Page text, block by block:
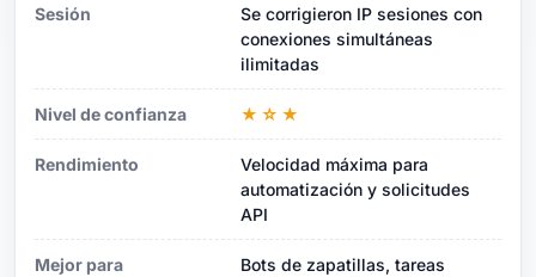
Sesión
Se corrigieron IP sesiones con
conexiones simultáneas
ilimitadas
Nivel de confianza ★☆★
Rendimiento
Velocidad máxima para
automatización y solicitudes
API
Mejor para
Bots de zapatillas, tareas